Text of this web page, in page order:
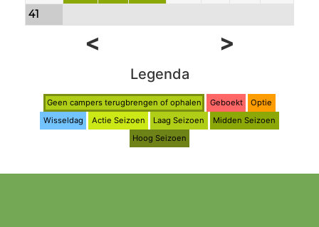
41
< >
Legenda
Geen campers terugbrengen of ophalen Geboekt
Optie
Wisseldag
Actie Seizoen Laag Seizoen
Midden Seizoen
Hoog Seizoen